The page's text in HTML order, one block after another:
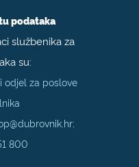
podataka
službenika za
su:
odjel za poslove
;
800